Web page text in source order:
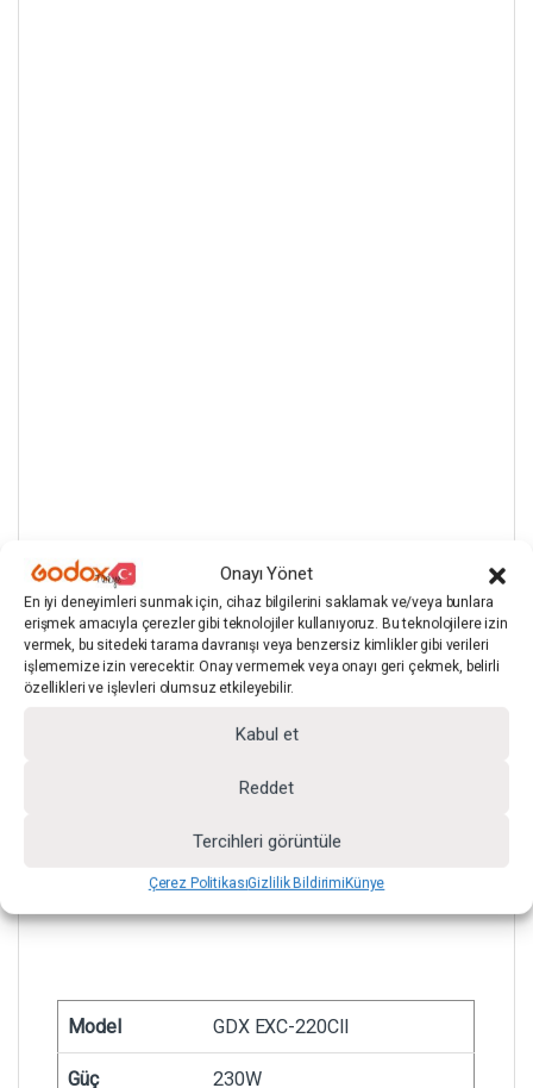
Onayı Yönet
En iyi deneyimleri sunmak için, cihaz bilgilerini saklamak ve/veya bunlara
erişmek amacıyla çerezler gibi teknolojiler kullanıyoruz. Bu teknolojilere izin
vermek, bu sitedeki tarama davranışı veya benzersiz kimlikler gibi verileri
işlememize izin verecektir. Onay vermemek veya onayı geri çekmek, belirli
özellikleri ve işlevleri olumsuz etkileyebilir.
Kabul et
Reddet
Tercihleri görüntüle
Çerez PolitikasıGizlilik BildirimiKünye
Model GDX EXC-220CII
Güç 230W